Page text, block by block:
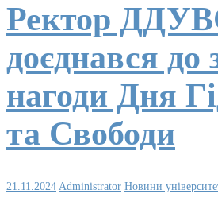
Ректор
доєднався до
нагоди Дня
та Свободи
21.11.2024 Administrator Новини